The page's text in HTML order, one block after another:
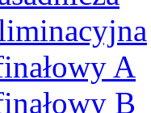
A
B